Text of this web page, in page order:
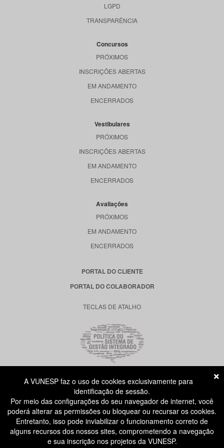
LGPD
TRANSPARÊNCIA
Concursos
PRÓXIMOS
INSCRIÇÕES ABERTAS
EM ANDAMENTO
ENCERRADOS
Vestibulares
PRÓXIMOS
INSCRIÇÕES ABERTAS
EM ANDAMENTO
ENCERRADOS
Avaliações
PRÓXIMOS
EM ANDAMENTO
ENCERRADOS
PORTAL DO CLIENTE
PORTAL DO COLABORADOR
TECLAS DE ATALHO
RUA DONA GERMAINE BURCHARD, 515
ÁGUA BRANCA - SÃO PAULO SP
CEP: 05002-062
ATENDIMENTO AO CANDIDATO
A VUNESP faz o uso de cookies exclusivamente para
identificação de sessão.
Por meio das configurações do seu navegador de internet, você
poderá alterar as permissões ou bloquear ou recursar os cookies.
Entretanto, isso pode inviabilizar o funcionamento correto de
alguns recursos dos nossos sites, comprometendo a navegação
e sua inscrição nos projetos da VUNESP.